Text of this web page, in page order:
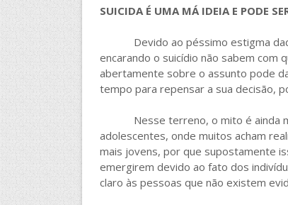
SUICIDA É UMA MÁ IDEIA E PODE
Devido ao péssimo estigma dado
encarando o suicídio não sabem com
abertamente sobre o assunto pode
tempo para repensar a sua decisão,
Nesse terreno, o mito é ainda
adolescentes, onde muitos acham
mais jovens, por que supostamente
emergirem devido ao fato dos
claro às pessoas que não existem